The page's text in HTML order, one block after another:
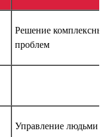
Решение
проблем
Управление людьми